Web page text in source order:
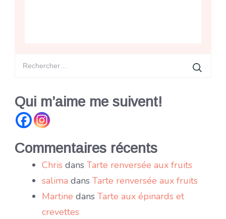
Qui m’aime me suivent!
Commentaires récents
Chris dans Tarte renversée aux fruits
salima dans Tarte renversée aux fruits
Martine dans Tarte aux épinards et
crevettes